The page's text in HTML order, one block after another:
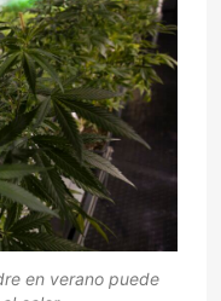
en verano puede